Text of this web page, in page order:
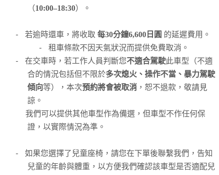
（10:00–18:30）。
- 若逾時還車，將收取 每30分鐘6,600日圓 的延遲費用。
-
租車條款不因天氣狀況而提供免費取消。
-
在交車時，若工作人員判斷您不適合駕駛此車型（不適
合的情況包括但不限於多次熄火、操作不當、暴力駕駛
傾向等），本次預約將會被取消 ，恕不退款，敬請見
諒。
我們可以提供其他車型作為備選，但車型不作任何保
證，以實際情況為準。
-
如果您選擇了兒童座椅，請您在下單後聯繫我們，告知
兒童的年齡與體重，以方便我們確認該車型是否適配兒